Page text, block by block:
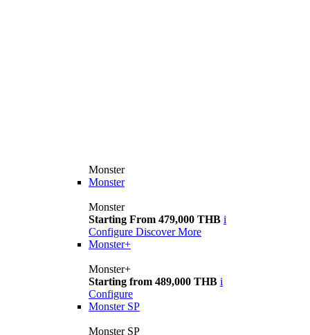
Monster
Monster
Monster
Starting From 479,000 THB i
Configure Discover More
Monster+
Monster+
Starting from 489,000 THB i
Configure
Monster SP
Monster SP